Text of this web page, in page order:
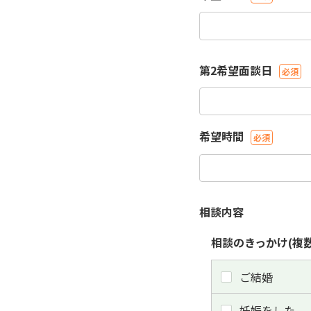
第2希望面談日
希望時間
相談内容
相談のきっかけ(複
ご結婚